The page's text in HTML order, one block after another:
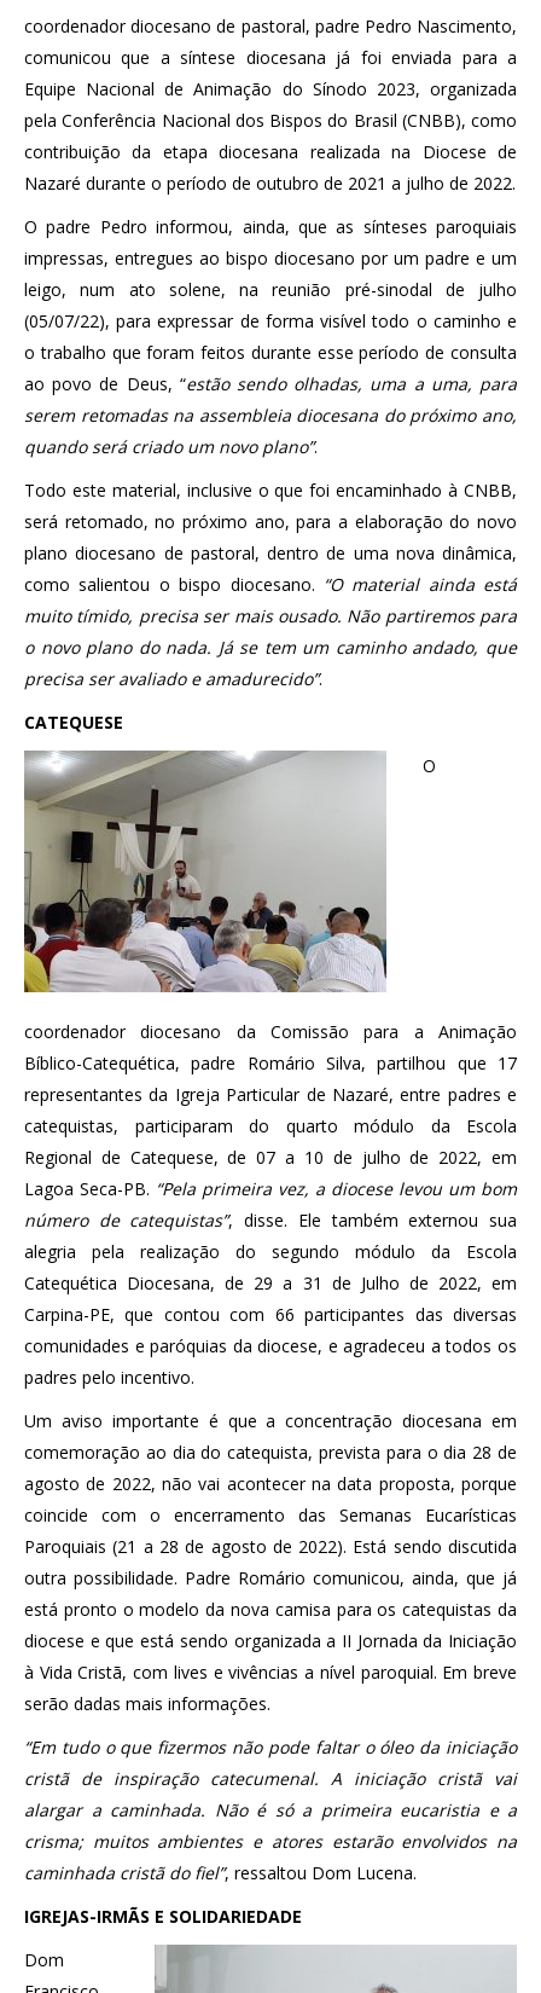
coordenador diocesano de pastoral, padre Pedro Nascimento,
comunicou que a síntese diocesana já foi enviada para a
Equipe Nacional de Animação do Sínodo 2023, organizada
pela Conferência Nacional dos Bispos do Brasil (CNBB), como
contribuição da etapa diocesana realizada na Diocese de
Nazaré durante o período de outubro de 2021 a julho de 2022.
O padre Pedro informou, ainda, que as sínteses paroquiais
impressas, entregues ao bispo diocesano por um padre e um
leigo, num ato solene, na reunião pré-sinodal de julho
(05/07/22), para expressar de forma visível todo o caminho e
o trabalho que foram feitos durante esse período de consulta
ao povo de Deus, “estão sendo olhadas, uma a uma, para
serem retomadas na assembleia diocesana do próximo ano,
quando será criado um novo plano”.
Todo este material, inclusive o que foi encaminhado à CNBB,
será retomado, no próximo ano, para a elaboração do novo
plano diocesano de pastoral, dentro de uma nova dinâmica,
como salientou o bispo diocesano. “O material ainda está
muito tímido, precisa ser mais ousado. Não partiremos para
o novo plano do nada. Já se tem um caminho andado, que
precisa ser avaliado e amadurecido”.
CATEQUESE
O
coordenador diocesano da Comissão para a Animação
Bíblico-Catequética, padre Romário Silva, partilhou que 17
representantes da Igreja Particular de Nazaré, entre padres e
catequistas, participaram do quarto módulo da Escola
Regional de Catequese, de 07 a 10 de julho de 2022, em
Lagoa Seca-PB. “Pela primeira vez, a diocese levou um bom
número de catequistas”, disse. Ele também externou sua
alegria pela realização do segundo módulo da Escola
Catequética Diocesana, de 29 a 31 de Julho de 2022, em
Carpina-PE, que contou com 66 participantes das diversas
comunidades e paróquias da diocese, e agradeceu a todos os
padres pelo incentivo.
Um aviso importante é que a concentração diocesana em
comemoração ao dia do catequista, prevista para o dia 28 de
agosto de 2022, não vai acontecer na data proposta, porque
coincide com o encerramento das Semanas Eucarísticas
Paroquiais (21 a 28 de agosto de 2022). Está sendo discutida
outra possibilidade. Padre Romário comunicou, ainda, que já
está pronto o modelo da nova camisa para os catequistas da
diocese e que está sendo organizada a II Jornada da Iniciação
à Vida Cristã, com lives e vivências a nível paroquial. Em breve
serão dadas mais informações.
“Em tudo o que fizermos não pode faltar o óleo da iniciação
cristã de inspiração catecumenal. A iniciação cristã vai
alargar a caminhada. Não é só a primeira eucaristia e a
crisma; muitos ambientes e atores estarão envolvidos na
caminhada cristã do fiel”, ressaltou Dom Lucena.
IGREJAS-IRMÃS E SOLIDARIEDADE
Dom